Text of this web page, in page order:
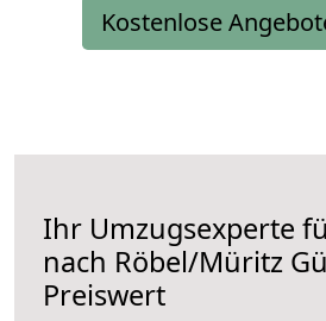
Kostenlose
Ihr Umzugsexperte
nach Röbel/Müritz
Preiswert